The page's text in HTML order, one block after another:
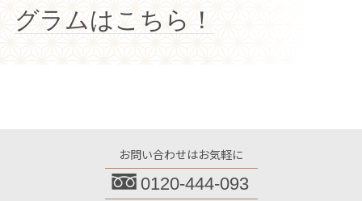
グラムはこちら！
お問い合わせはお気軽に
0120-444-093